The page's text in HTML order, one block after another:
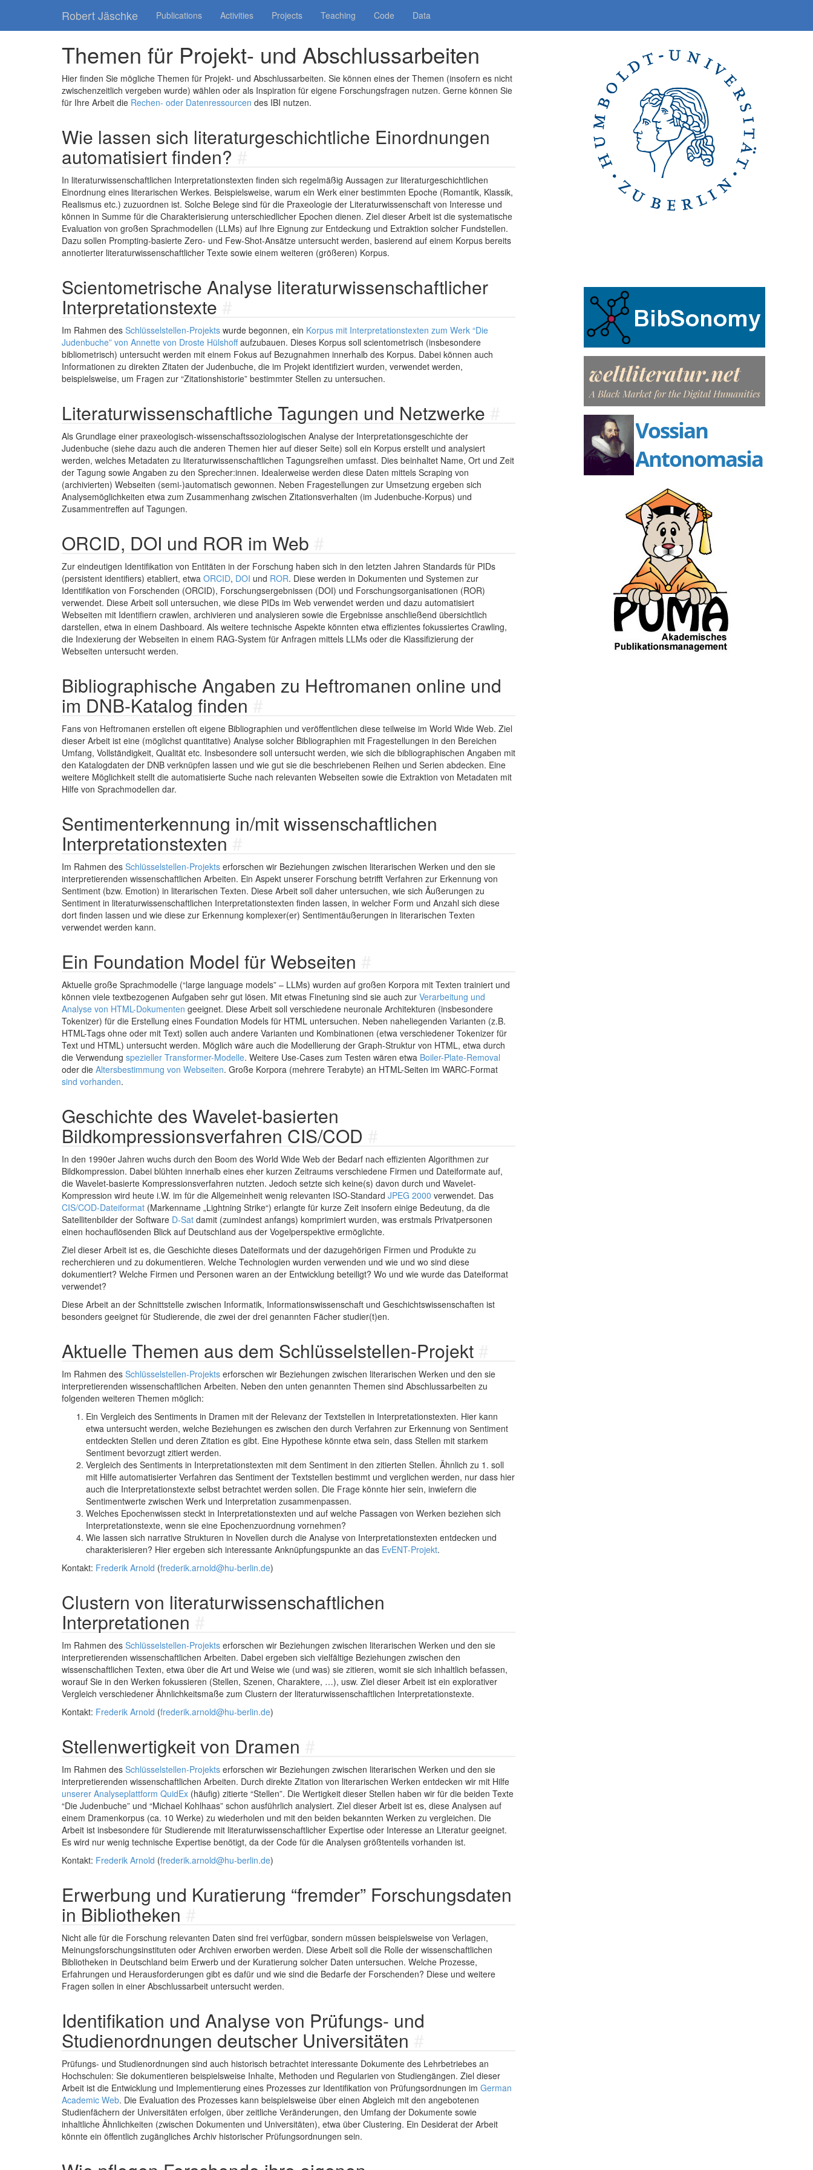
Robert Jäschke Publications Activities Projects Teaching Code Data
Themen für Projekt- und Abschlussarbeiten
Hier finden Sie mögliche Themen für Projekt- und Abschlussarbeiten. Sie können eines der Themen (insofern es nicht
zwischenzeitlich vergeben wurde) wählen oder als Inspiration für eigene Forschungsfragen nutzen. Gerne können Sie
für Ihre Arbeit die Rechen- oder Datenressourcen des IBI nutzen.
Wie lassen sich literaturgeschichtliche Einordnungen
automatisiert finden?
In literaturwissenschaftlichen Interpretationstexten finden sich regelmäßig Aussagen zur literaturgeschichtlichen
Einordnung eines literarischen Werkes. Beispielsweise, warum ein Werk einer bestimmten Epoche (Romantik, Klassik,
Realismus etc.) zuzuordnen ist. Solche Belege sind für die Praxeologie der Literaturwissenschaft von Interesse und
können in Summe für die Charakterisierung unterschiedlicher Epochen dienen. Ziel dieser Arbeit ist die systematische
Evaluation von großen Sprachmodellen (LLMs) auf Ihre Eignung zur Entdeckung und Extraktion solcher Fundstellen.
Dazu sollen Prompting-basierte Zero- und Few-Shot-Ansätze untersucht werden, basierend auf einem Korpus bereits
annotierter literaturwissenschaftlicher Texte sowie einem weiteren (größeren) Korpus.
Scientometrische Analyse literaturwissenschaftlicher
Interpretationstexte
Im Rahmen des Schlüsselstellen-Projekts wurde begonnen, ein Korpus mit Interpretationstexten zum Werk “Die
Judenbuche” von Annette von Droste Hülshoffaufzubauen. Dieses Korpus soll scientometrisch (insbesondere
bibliometrisch) untersucht werden mit einem Fokus auf Bezugnahmen innerhalb des Korpus. Dabei können auch
Informationen zu direkten Zitaten der Judenbuche, die im Projekt identifiziert wurden, verwendet werden,
beispielsweise, um Fragen zur “Zitationshistorie” bestimmter Stellen zu untersuchen.
Literaturwissenschaftliche Tagungen und Netzwerke
Als Grundlage einer praxeologisch-wissenschaftssoziologischen Analyse der Interpretationsgeschichte der
Judenbuche (siehe dazu auch die anderen Themen hier auf dieser Seite) soll ein Korpus erstellt und analysiert
werden, welches Metadaten zu literaturwissenschaftlichen Tagungsreihen umfasst. Dies beinhaltet Name, Ort und Zeit
der Tagung sowie Angaben zu den Sprecher:innen. Idealerweise werden diese Daten mittels Scraping von
(archivierten) Webseiten (semi-)automatisch gewonnen. Neben Fragestellungen zur Umsetzung ergeben sich
Analysemöglichkeiten etwa zum Zusammenhang zwischen Zitationsverhalten (im Judenbuche-Korpus) und
Zusammentreffen auf Tagungen.
ORCID, DOI und ROR im Web
Zur eindeutigen Identifikation von Entitäten in der Forschung haben sich in den letzten Jahren Standards für PIDs
(persistent identifiers) etabliert, etwa ORCID, DOI und ROR. Diese werden in Dokumenten und Systemen zur
Identifikation von Forschenden (ORCID), Forschungsergebnissen (DOI) und Forschungsorganisationen (ROR)
verwendet. Diese Arbeit soll untersuchen, wie diese PIDs im Web verwendet werden und dazu automatisiert
Webseiten mit Identifiern crawlen, archivieren und analysieren sowie die Ergebnisse anschließend übersichtlich
darstellen, etwa in einem Dashboard. Als weitere technische Aspekte könnten etwa effizientes fokussiertes Crawling,
die Indexierung der Webseiten in einem RAG-System für Anfragen mittels LLMs oder die Klassifizierung der
Webseiten untersucht werden.
Bibliographische Angaben zu Heftromanen online und
im DNB-Katalog finden
Fans von Heftromanen erstellen oft eigene Bibliographien und veröffentlichen diese teilweise im World Wide Web. Ziel
dieser Arbeit ist eine (möglichst quantitative) Analyse solcher Bibliographien mit Fragestellungen in den Bereichen
Umfang, Vollständigkeit, Qualität etc. Insbesondere soll untersucht werden, wie sich die bibliographischen Angaben mit
den Katalogdaten der DNB verknüpfen lassen und wie gut sie die beschriebenen Reihen und Serien abdecken. Eine
weitere Möglichkeit stellt die automatisierte Suche nach relevanten Webseiten sowie die Extraktion von Metadaten mit
Hilfe von Sprachmodellen dar.
Sentimenterkennung in/mit wissenschaftlichen
Interpretationstexten
Im Rahmen des Schlüsselstellen-Projekts erforschen wir Beziehungen zwischen literarischen Werken und den sie
interpretierenden wissenschaftlichen Arbeiten. Ein Aspekt unserer Forschung betrifft Verfahren zur Erkennung von
Sentiment (bzw. Emotion) in literarischen Texten. Diese Arbeit soll daher untersuchen, wie sich Äußerungen zu
Sentiment in literaturwissenschaftlichen Interpretationstexten finden lassen, in welcher Form und Anzahl sich diese
dort finden lassen und wie diese zur Erkennung komplexer(er) Sentimentäußerungen in literarischen Texten
verwendet werden kann.
Ein Foundation Model für Webseiten
Aktuelle große Sprachmodelle (“large language models” – LLMs) wurden auf großen Korpora mit Texten trainiert und
können viele textbezogenen Aufgaben sehr gut lösen. Mit etwas Finetuning sind sie auch zur Verarbeitung und
Analyse von HTML-Dokumenten geeignet. Diese Arbeit soll verschiedene neuronale Architekturen (insbesondere
Tokenizer) für die Erstellung eines Foundation Models für HTML untersuchen. Neben naheliegenden Varianten (z.B.
HTML-Tags ohne oder mit Text) sollen auch andere Varianten und Kombinationen (etwa verschiedener Tokenizer für
Text und HTML) untersucht werden. Möglich wäre auch die Modellierung der Graph-Struktur von HTML, etwa durch
die Verwendung spezieller Transformer-Modelle. Weitere Use-Cases zum Testen wären etwa Boiler-Plate-Removal
oder die Altersbestimmung von Webseiten. Große Korpora (mehrere Terabyte) an HTML-Seiten im WARC-Format
sind vorhanden.
Geschichte des Wavelet-basierten
Bildkompressionsverfahren CIS/COD
In den 1990er Jahren wuchs durch den Boom des World Wide Web der Bedarf nach effizienten Algorithmen zur
Bildkompression. Dabei blühten innerhalb eines eher kurzen Zeitraums verschiedene Firmen und Dateiformate auf,
die Wavelet-basierte Kompressionsverfahren nutzten. Jedoch setzte sich keine(s) davon durch und Wavelet-
Kompression wird heute i.W. im für die Allgemeinheit wenig relevanten ISO-Standard JPEG 2000 verwendet. Das
CIS/COD-Dateiformat (Markenname „Lightning Strike“) erlangte für kurze Zeit insofern einige Bedeutung, da die
Satellitenbilder der Software D-Sat damit (zumindest anfangs) komprimiert wurden, was erstmals Privatpersonen
einen hochauflösenden Blick auf Deutschland aus der Vogelperspektive ermöglichte.
Ziel dieser Arbeit ist es, die Geschichte dieses Dateiformats und der dazugehörigen Firmen und Produkte zu
recherchieren und zu dokumentieren. Welche Technologien wurden verwenden und wie und wo sind diese
dokumentiert? Welche Firmen und Personen waren an der Entwicklung beteiligt? Wo und wie wurde das Dateiformat
verwendet?
Diese Arbeit an der Schnittstelle zwischen Informatik, Informationswissenschaft und Geschichtswissenschaften ist
besonders geeignet für Studierende, die zwei der drei genannten Fächer studier(t)en.
Aktuelle Themen aus dem Schlüsselstellen-Projekt
Im Rahmen des Schlüsselstellen-Projekts erforschen wir Beziehungen zwischen literarischen Werken und den sie
interpretierenden wissenschaftlichen Arbeiten. Neben den unten genannten Themen sind Abschlussarbeiten zu
folgenden weiteren Themen möglich:
Ein Vergleich des Sentiments in Dramen mit der Relevanz der Textstellen in Interpretationstexten. Hier kann
etwa untersucht werden, welche Beziehungen es zwischen den durch Verfahren zur Erkennung von Sentiment
entdeckten Stellen und deren Zitation es gibt. Eine Hypothese könnte etwa sein, dass Stellen mit starkem
Sentiment bevorzugt zitiert werden.
Vergleich des Sentiments in Interpretationstexten mit dem Sentiment in den zitierten Stellen. Ähnlich zu 1. soll
mit Hilfe automatisierter Verfahren das Sentiment der Textstellen bestimmt und verglichen werden, nur dass hier
auch die Interpretationstexte selbst betrachtet werden sollen. Die Frage könnte hier sein, inwiefern die
Sentimentwerte zwischen Werk und Interpretation zusammenpassen.
Welches Epochenwissen steckt in Interpretationstexten und auf welche Passagen von Werken beziehen sich
Interpretationstexte, wenn sie eine Epochenzuordnung vornehmen?
Wie lassen sich narrative Strukturen in Novellen durch die Analyse von Interpretationstexten entdecken und
charakterisieren? Hier ergeben sich interessante Anknüpfungspunkte an das EvENT-Projekt.
Kontakt: Frederik Arnold (frederik.arnold@hu-berlin.de)
Clustern von literaturwissenschaftlichen
Interpretationen
Im Rahmen des Schlüsselstellen-Projekts erforschen wir Beziehungen zwischen literarischen Werken und den sie
interpretierenden wissenschaftlichen Arbeiten. Dabei ergeben sich vielfältige Beziehungen zwischen den
wissenschaftlichen Texten, etwa über die Art und Weise wie (und was) sie zitieren, womit sie sich inhaltlich befassen,
worauf Sie in den Werken fokussieren (Stellen, Szenen, Charaktere, …), usw. Ziel dieser Arbeit ist ein explorativer
Vergleich verschiedener Ähnlichkeitsmaße zum Clustern der literaturwissenschaftlichen Interpretationstexte.
Kontakt: Frederik Arnold (frederik.arnold@hu-berlin.de)
Stellenwertigkeit von Dramen
Im Rahmen des Schlüsselstellen-Projekts erforschen wir Beziehungen zwischen literarischen Werken und den sie
interpretierenden wissenschaftlichen Arbeiten. Durch direkte Zitation von literarischen Werken entdecken wir mit Hilfe
unserer Analyseplattform QuidEx (häufig) zitierte “Stellen”. Die Wertigkeit dieser Stellen haben wir für die beiden Texte
“Die Judenbuche” und “Michael Kohlhaas” schon ausführlich analysiert. Ziel dieser Arbeit ist es, diese Analysen auf
einem Dramenkorpus (ca. 10 Werke) zu wiederholen und mit den beiden bekannten Werken zu vergleichen. Die
Arbeit ist insbesondere für Studierende mit literaturwissenschaftlicher Expertise oder Interesse an Literatur geeignet.
Es wird nur wenig technische Expertise benötigt, da der Code für die Analysen größtenteils vorhanden ist.
Kontakt: Frederik Arnold (frederik.arnold@hu-berlin.de)
Erwerbung und Kuratierung “fremder” Forschungsdaten
in Bibliotheken
Nicht alle für die Forschung relevanten Daten sind frei verfügbar, sondern müssen beispielsweise von Verlagen,
Meinungsforschungsinstituten oder Archiven erworben werden. Diese Arbeit soll die Rolle der wissenschaftlichen
Bibliotheken in Deutschland beim Erwerb und der Kuratierung solcher Daten untersuchen. Welche Prozesse,
Erfahrungen und Herausforderungen gibt es dafür und wie sind die Bedarfe der Forschenden? Diese und weitere
Fragen sollen in einer Abschlussarbeit untersucht werden.
Identifikation und Analyse von Prüfungs- und
Studienordnungen deutscher Universitäten
Prüfungs- und Studienordnungen sind auch historisch betrachtet interessante Dokumente des Lehrbetriebes an
Hochschulen: Sie dokumentieren beispielsweise Inhalte, Methoden und Regularien von Studiengängen. Ziel dieser
Arbeit ist die Entwicklung und Implementierung eines Prozesses zur Identifikation von Prüfungsordnungen im German
Academic Web. Die Evaluation des Prozesses kann beispielsweise über einen Abgleich mit den angebotenen
Studienfächern der Universitäten erfolgen, über zeitliche Veränderungen, den Umfang der Dokumente sowie
inhaltliche Ähnlichkeiten (zwischen Dokumenten und Universitäten), etwa über Clustering. Ein Desiderat der Arbeit
könnte ein öffentlich zugängliches Archiv historischer Prüfungsordnungen sein.